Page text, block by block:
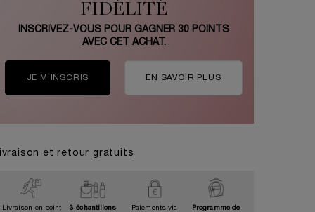
FIDÉLITÉ
INSCRIVEZ-VOUS POUR GAGNER 30 POINTS
AVEC CET ACHAT.
JE M’INSCRIS EN SAVOIR PLUS
et retour gratuits
Livraison en point 3 échantillons Paiements via Programme de